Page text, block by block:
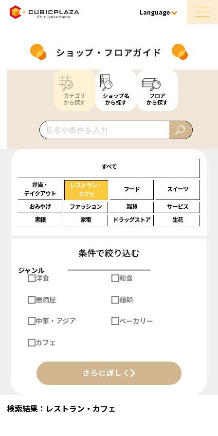
Language
ショップ・フロアガイド
カテゴリ
から探す
ショップ名
から探す
フロア
から探す
すべて
弁当・
テイクアウト
レストラン・
カフェ
フード スイーツ
おみやげ ファッション 雑貨
サービス
書籍
家電 ドラッグストア 生花
条件で絞り込む
ジャンル
洋食
和食
居酒屋 麺類
中華・アジア ベーカリー
カフェ
さらに詳しく
検索結果：レストラン・カフェ